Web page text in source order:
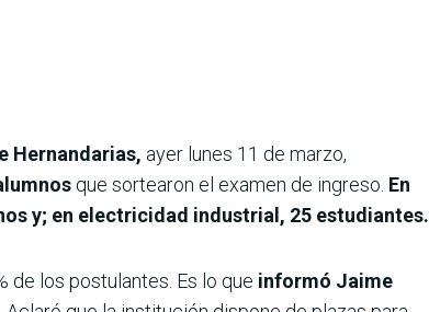
Hernandarias, ayer lunes 11 de marzo,
que sortearon el examen de ingreso. En
y; en electricidad industrial, 25 estudiantes.
de los postulantes. Es lo que informó Jaime